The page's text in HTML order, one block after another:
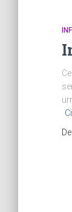
De